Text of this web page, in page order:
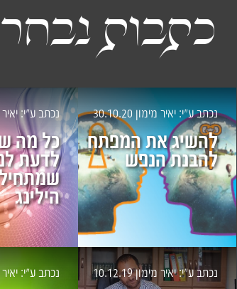
כתבות
נכתב ע״י: יאיר מימון 30.10.20
להשיג את המפתח
להבנת הנפש
נכתב ע״י:
כל מה
לדעת
הילינג
נכתב ע״י: יאיר מימון 10.12.19 נכתב ע״י: